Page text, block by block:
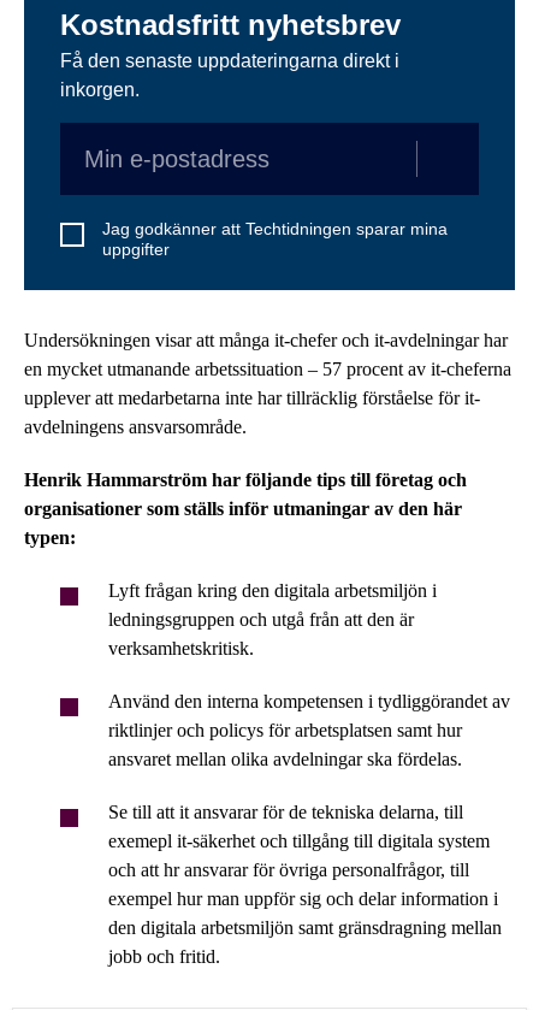
Kostnadsfritt nyhetsbrev
Få den senaste uppdateringarna direkt i
inkorgen.
Jag godkänner att Techtidningen sparar mina
uppgifter
Undersökningen visar att många it-chefer och it-avdelningar har
en mycket utmanande arbetssituation – 57 procent av it-cheferna
upplever att medarbetarna inte har tillräcklig förståelse för it-
avdelningens ansvarsområde.
Henrik Hammarström har följande tips till företag och
organisationer som ställs inför utmaningar av den här
typen:
Lyft frågan kring den digitala arbetsmiljön i
ledningsgruppen och utgå från att den är
verksamhetskritisk.
Använd den interna kompetensen i tydliggörandet av
riktlinjer och policys för arbetsplatsen samt hur
ansvaret mellan olika avdelningar ska fördelas.
Se till att it ansvarar för de tekniska delarna, till
exemepl it-säkerhet och tillgång till digitala system
och att hr ansvarar för övriga personalfrågor, till
exempel hur man uppför sig och delar information i
den digitala arbetsmiljön samt gränsdragning mellan
jobb och fritid.